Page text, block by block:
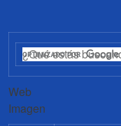
Web
Imagen